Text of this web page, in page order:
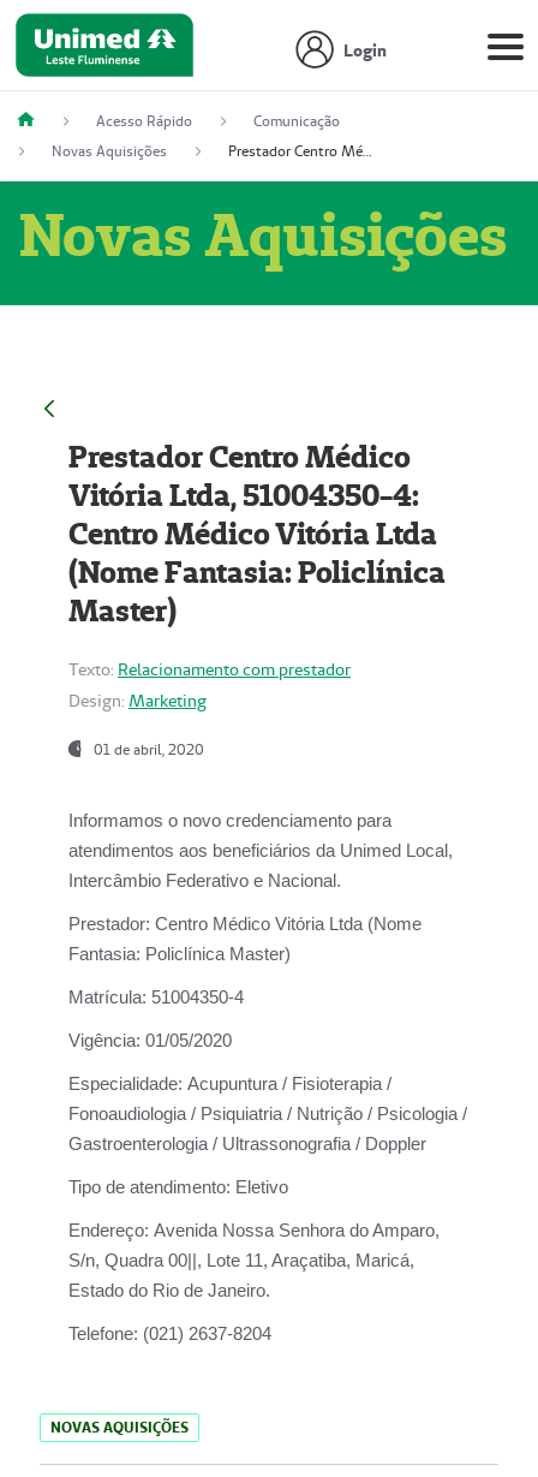
Login
Acesso Rápido
Comunicação
Novas Aquisições
Prestador Centro Médico Vitória Ltda, 51004350-4: Centro Médico Vitória Ltda (Nome Fantasia: Policlínica Master)
Novas Aquisições
Prestador Centro Médico
Vitória Ltda, 51004350-4:
Centro Médico Vitória Ltda
(Nome Fantasia: Policlínica
Master)
Texto: Relacionamento com prestador
Design: Marketing
01 de abril, 2020
Informamos o novo credenciamento para
atendimentos aos beneficiários da Unimed Local,
Intercâmbio Federativo e Nacional.
Prestador: Centro Médico Vitória Ltda (Nome
Fantasia: Policlínica Master)
Matrícula: 51004350-4
Vigência: 01/05/2020
Especialidade: Acupuntura / Fisioterapia /
Fonoaudiologia / Psiquiatria / Nutrição / Psicologia /
Gastroenterologia / Ultrassonografia / Doppler
Tipo de atendimento: Eletivo
Endereço: Avenida Nossa Senhora do Amparo,
S/n, Quadra 00||, Lote 11, Araçatiba, Maricá,
Estado do Rio de Janeiro.
Telefone: (021) 2637-8204
NOVAS AQUISIÇÕES